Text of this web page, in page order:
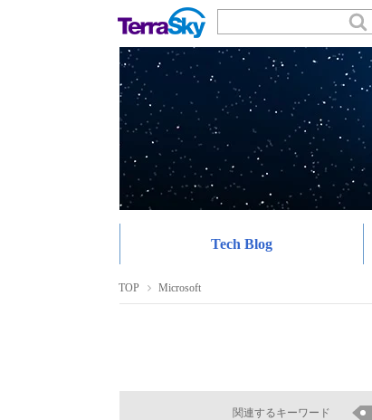
Tech Blog
TOP Microsoft
関連するキーワード